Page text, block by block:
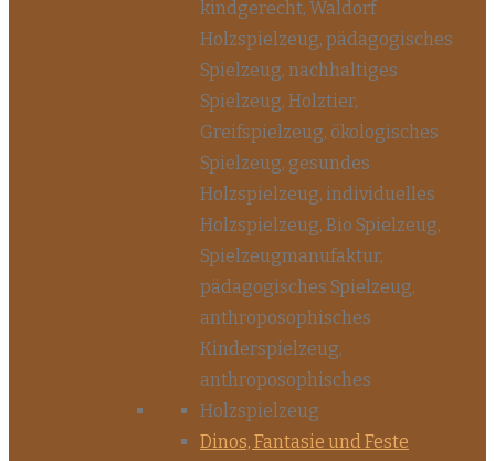
Dinos, Fantasie und Feste